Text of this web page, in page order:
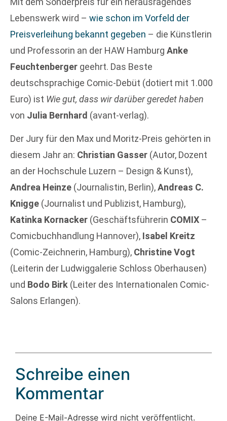
Lebenswerk wird – wie schon im Vorfeld der
Preisverleihung bekannt gegeben – die Künstlerin
und Professorin an der HAW Hamburg Anke
Feuchtenberger geehrt. Das Beste
deutschsprachige Comic-Debüt (dotiert mit 1.000
Euro) ist Wie gut, dass wir darüber geredet haben
von Julia Bernhard (avant-verlag).
Der Jury für den Max und Moritz-Preis gehörten in
diesem Jahr an: Christian Gasser (Autor, Dozent
an der Hochschule Luzern – Design & Kunst),
Andrea Heinze (Journalistin, Berlin),Andreas C.
Knigge (Journalist und Publizist, Hamburg),
Katinka Kornacker (Geschäftsführerin COMIX –
Comicbuchhandlung Hannover), Isabel Kreitz
(Comic-Zeichnerin, Hamburg), Christine Vogt
(Leiterin der Ludwiggalerie Schloss Oberhausen)
und Bodo Birk (Leiter des Internationalen Comic-
Salons Erlangen).
Schreibe einen
Kommentar
Deine E-Mail-Adresse wird nicht veröffentlicht.